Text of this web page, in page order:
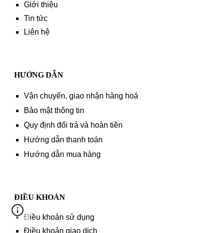
Giới thiệu
Tin tức
Liên hệ
HƯỚNG DẪN
Vận chuyển, giao nhận hàng hoá
Bảo mật thông tin
Quy định đổi trả và hoàn tiền
Hướng dẫn thanh toán
Hướng dẫn mua hàng
ĐIỀU KHOẢN
Điều khoản sử dụng
Điều khoản giao dịch